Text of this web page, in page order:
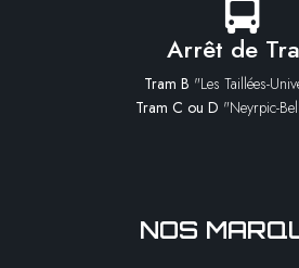
Arrêt de
Tram B "Les Taillées-
Tram C ou D "Neyrpic-
NOS